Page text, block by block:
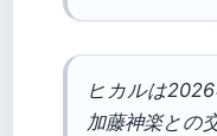
ヒカルは2026
加藤神楽との